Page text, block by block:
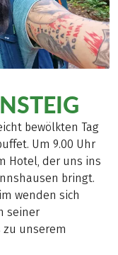
bewölkten Tag
Um 9.00 Uhr
Hotel, der uns ins
bringt.
wenden sich
seiner
zu unserem